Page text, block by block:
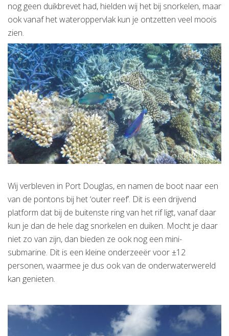
nog geen duikbrevet had, hielden wij het bij snorkelen, maar
ook vanaf het wateroppervlak kun je ontzetten veel moois
zien.
Wij verbleven in Port Douglas, en namen de boot naar een
van de pontons bij het ‘outer reef’. Dit is een drijvend
platform dat bij de buitenste ring van het rif ligt, vanaf daar
kun je dan de hele dag snorkelen en duiken. Mocht je daar
niet zo van zijn, dan bieden ze ook nog een mini-
submarine. Dit is een kleine onderzeeër voor ±12
personen, waarmee je dus ook van de onderwaterwereld
kan genieten.